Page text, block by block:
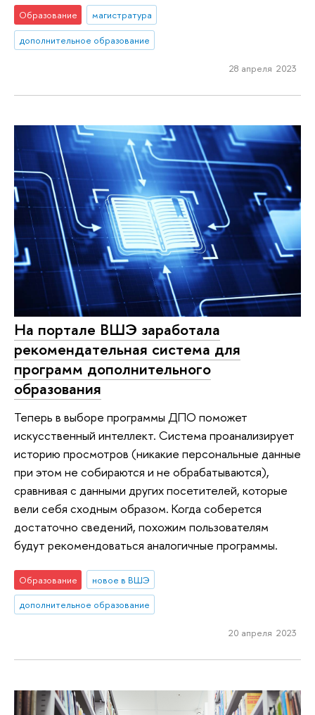
Образование
магистратура
дополнительное образование
28 апреля 2023
На портале ВШЭ заработала
рекомендательная система для
программ дополнительного
образования
Теперь в выборе программы ДПО поможет
искусственный интеллект. Система проанализирует
историю просмотров (никакие персональные данные
при этом не собираются и не обрабатываются),
сравнивая с данными других посетителей, которые
вели себя сходным образом. Когда соберется
достаточно сведений, похожим пользователям
будут рекомендоваться аналогичные программы.
Образование
новое в ВШЭ
дополнительное образование
20 апреля 2023